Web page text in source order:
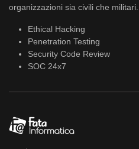
organizzazioni sia civili che militari.
Ethical Hacking
Penetration Testing
Security Code Review
SOC 24x7